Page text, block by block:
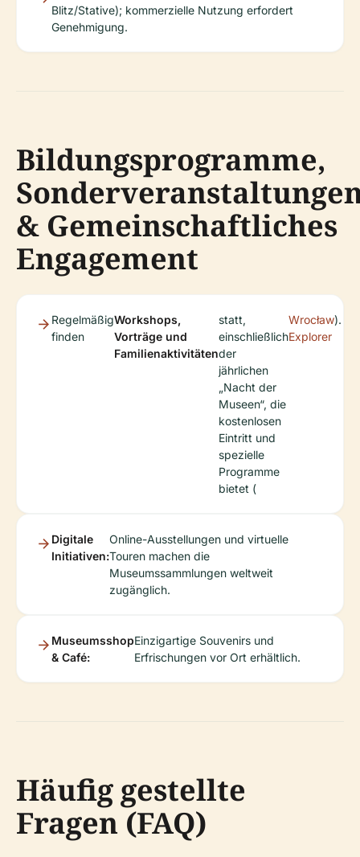
Blitz/Stative); kommerzielle Nutzung erfordert
Genehmigung.
Bildungsprogramme,
& Gemeinschaftliches
Engagement
Regelmäßig
finden
Workshops,
Vorträge und
Familienaktivitäten
statt,
einschließlich
der
jährlichen
„Nacht der
Museen“, die
kostenlosen
Eintritt und
spezielle
Programme
bietet (
Wrocław
Explorer
).
Digitale
Initiativen:
Online-Ausstellungen und virtuelle
Touren machen die
Museumssammlungen weltweit
zugänglich.
Museumsshop
& Café:
Einzigartige Souvenirs und
Erfrischungen vor Ort erhältlich.
Häufig gestellte
Fragen (FAQ)